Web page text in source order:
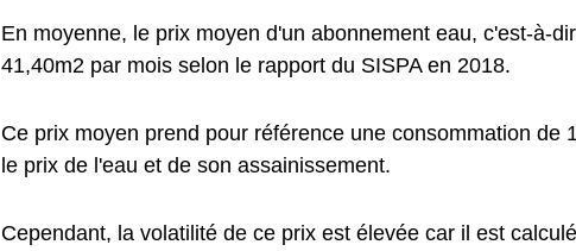
En moyenne, le prix moyen d'un abonnement eau, c'est-à-
41,40m2 par mois selon le rapport du SISPA en 2018.
Ce prix moyen prend pour référence une consommation de
le prix de l'eau et de son assainissement.
Cependant, la volatilité de ce prix est élevée car il est